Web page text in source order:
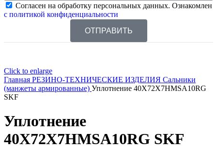
Согласен на обработку персональных данных. Ознакомлен
с политикой конфиденциальности
ОТПРАВИТЬ
Click to enlarge
Главная РЕЗИНО-ТЕХНИЧЕСКИЕ ИЗДЕЛИЯ Сальники
(манжеты армированные) Уплотнение 40X72X7HMSA10RG
SKF
Уплотнение
40X72X7HMSA10RG SKF